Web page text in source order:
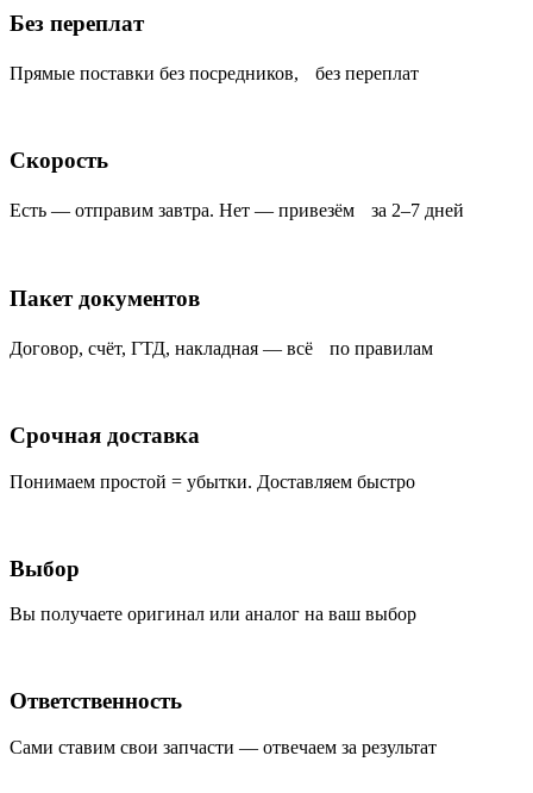
Без переплат
Прямые поставки без посредников, без переплат
Скорость
Есть — отправим завтра. Нет — привезём за 2–7 дней
Пакет документов
Договор, счёт, ГТД, накладная — всё по правилам
Срочная доставка
Понимаем простой = убытки. Доставляем быстро
Выбор
Вы получаете оригинал или аналог на ваш выбор
Ответственность
Сами ставим свои запчасти — отвечаем за результат